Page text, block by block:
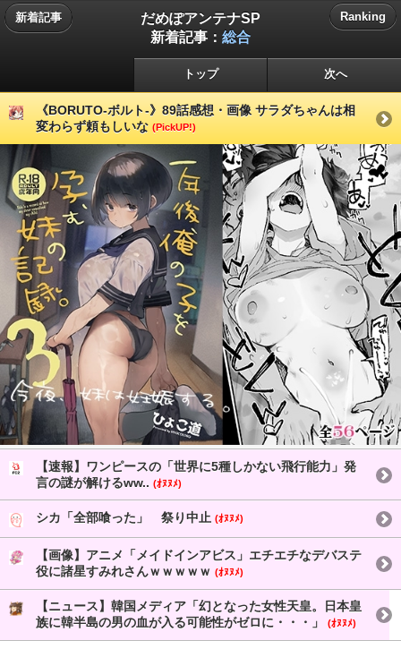
新着記事
だめぽアンテナSP
新着記事： 総合
Ranking
トップ 次へ
《BORUTO-ボルト-》89話感想・画像 サラダちゃんは相
変わらず頼もしいな (PickUP!)
【速報】ワンピースの「世界に5種しかない飛行能力」発
言の謎が解けるww.. (ｵﾇﾇﾒ)
シカ「全部喰った」 祭り中止 (ｵﾇﾇﾒ)
【画像】アニメ「メイドインアビス」エチエチなデバステ
役に諸星すみれさんｗｗｗｗｗ (ｵﾇﾇﾒ)
【ニュース】韓国メディア「幻となった女性天皇。日本皇
族に韓半島の男の血が入る可能性がゼロに・・・」
(ｵﾇﾇﾒ)